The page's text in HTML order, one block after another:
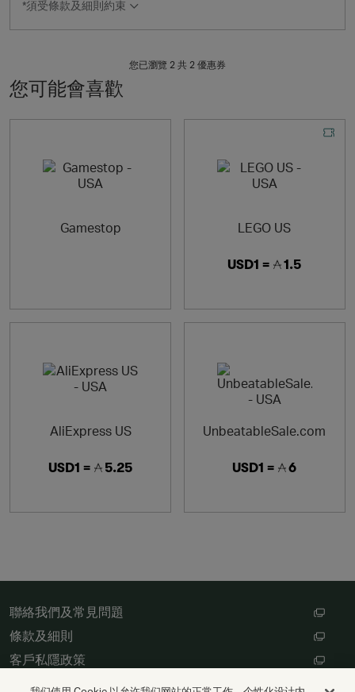
*須受條款及細則約束
您已瀏覽 2 共 2 優惠券
您可能會喜歡
Gamestop LEGO US
USD1 = 1.5
AliExpress US
USD1 = 5.25
UnbeatableSale.com
USD1 = 6
聯絡我們及常見問題
條款及細則
客戶私隱政策
數碼存根設定